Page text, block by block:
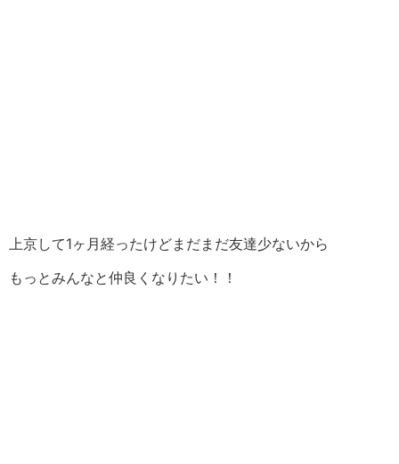
上京して1ヶ月経ったけどまだまだ友達少ないから
もっとみんなと仲良くなりたい！！